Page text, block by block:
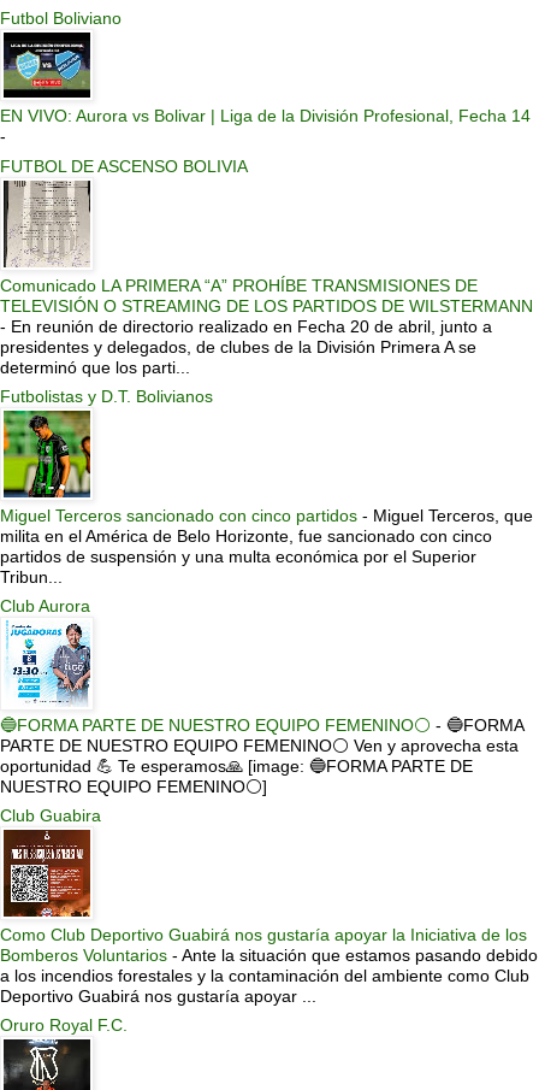
Futbol Boliviano
EN VIVO: Aurora vs Bolivar | Liga de la División Profesional, Fecha 14
-
FUTBOL DE ASCENSO BOLIVIA
Comunicado LA PRIMERA “A” PROHÍBE TRANSMISIONES DE
TELEVISIÓN O STREAMING DE LOS PARTIDOS DE WILSTERMANN
- En reunión de directorio realizado en Fecha 20 de abril, junto a
presidentes y delegados, de clubes de la División Primera A se
determinó que los parti...
Futbolistas y D.T. Bolivianos
Miguel Terceros sancionado con cinco partidos - Miguel Terceros, que
milita en el América de Belo Horizonte, fue sancionado con cinco
partidos de suspensión y una multa económica por el Superior
Tribun...
Club Aurora
🔵FORMA PARTE DE NUESTRO EQUIPO FEMENINO⚪ - 🔵FORMA
PARTE DE NUESTRO EQUIPO FEMENINO⚪ Ven y aprovecha esta
oportunidad 💪 Te esperamos🙏 [image: 🔵FORMA PARTE DE
NUESTRO EQUIPO FEMENINO⚪]
Club Guabira
Como Club Deportivo Guabirá nos gustaría apoyar la Iniciativa de los
Bomberos Voluntarios - Ante la situación que estamos pasando debido
a los incendios forestales y la contaminación del ambiente como Club
Deportivo Guabirá nos gustaría apoyar ...
Oruro Royal F.C.